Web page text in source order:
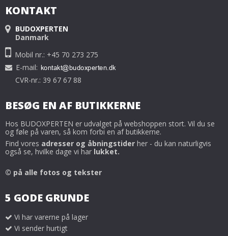
KONTAKT
BUDOXPERTEN
Danmark
Mobil nr.: +45 70 273 275
E-mail:
CVR-nr.: 39 67 67 88
BESØG EN AF BUTIKKERNE
Hos BUDOXPERTEN er udvalget på webshoppen stort. Vil du se
og føle på varen, så kom forbi en af butikkerne.
Find vores adresser og åbningstider her - du kan naturligvis
også se, hvilke dage vi har lukket.
© på alle fotos og tekster
5 GODE GRUNDE
Vi har varerne på lager
Vi sender hurtigt